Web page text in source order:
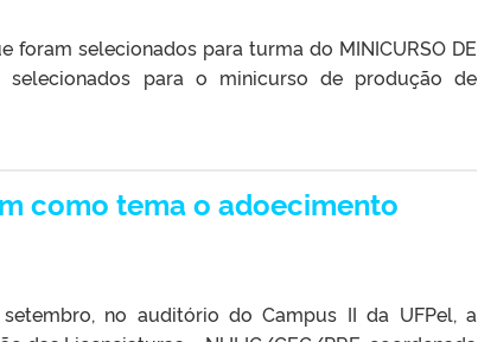
selecionados para turma do MINICURSO DE
selecionados para o minicurso de produção de
como tema o adoecimento
no auditório do Campus II da UFPel, a